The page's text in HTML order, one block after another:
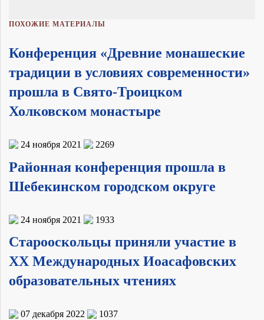
ПОХОЖИЕ МАТЕРИАЛЫ
Конференция «Древние монашеские
традиции в условиях современности»
прошла в Свято-Троицком
Холковском монастыре
24 ноября 2021 2269
Районная конференция прошла в
Шебекинском городском округе
24 ноября 2021 1933
Старооскольцы приняли участие в
XX Международных Иоасафовских
образовательных чтениях
07 декабря 2022 1037